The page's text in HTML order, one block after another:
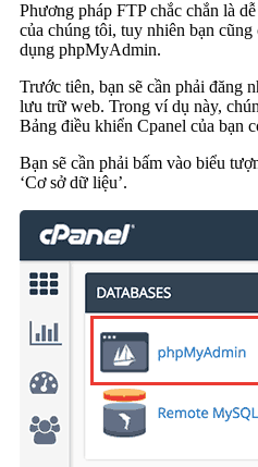
Phương pháp FTP chắc chắn là
của chúng tôi, tuy nhiên bạn
dụng phpMyAdmin.
Trước tiên, bạn sẽ cần phải đăng
lưu trữ web. Trong ví dụ này,
Bảng điều khiển Cpanel của bạn
Bạn sẽ cần phải bấm vào biểu
‘Cơ sở dữ liệu’.